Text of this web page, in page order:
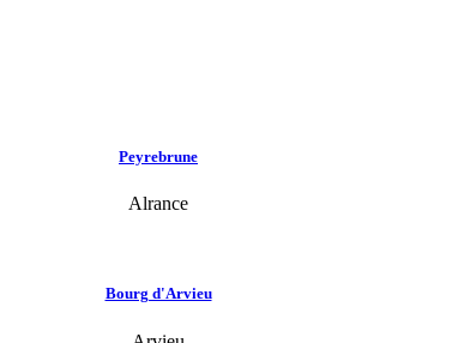
Peyrebrune
Alrance
Bourg d'Arvieu